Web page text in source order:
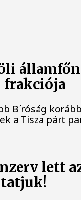
frakciója
Bíróság
a Tisza párt
lett